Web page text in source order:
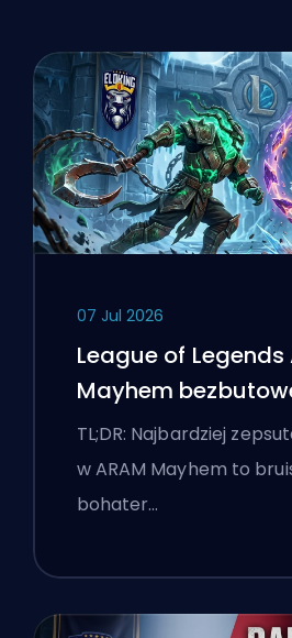
07 Jul 2026
League of Legends
Mayhem
TL;DR: Najbardziej
w ARAM Mayhem to
bohater…